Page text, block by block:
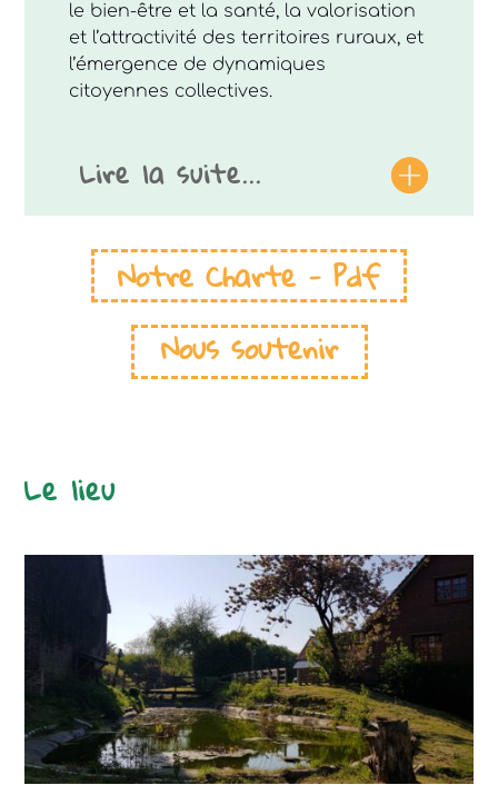
le bien-être et la santé, la valorisation
et l’attractivité des territoires ruraux, et
l’émergence de dynamiques
citoyennes collectives.
Lire la suite...
Notre Charte - Pdf
Nous soutenir
Le lieu